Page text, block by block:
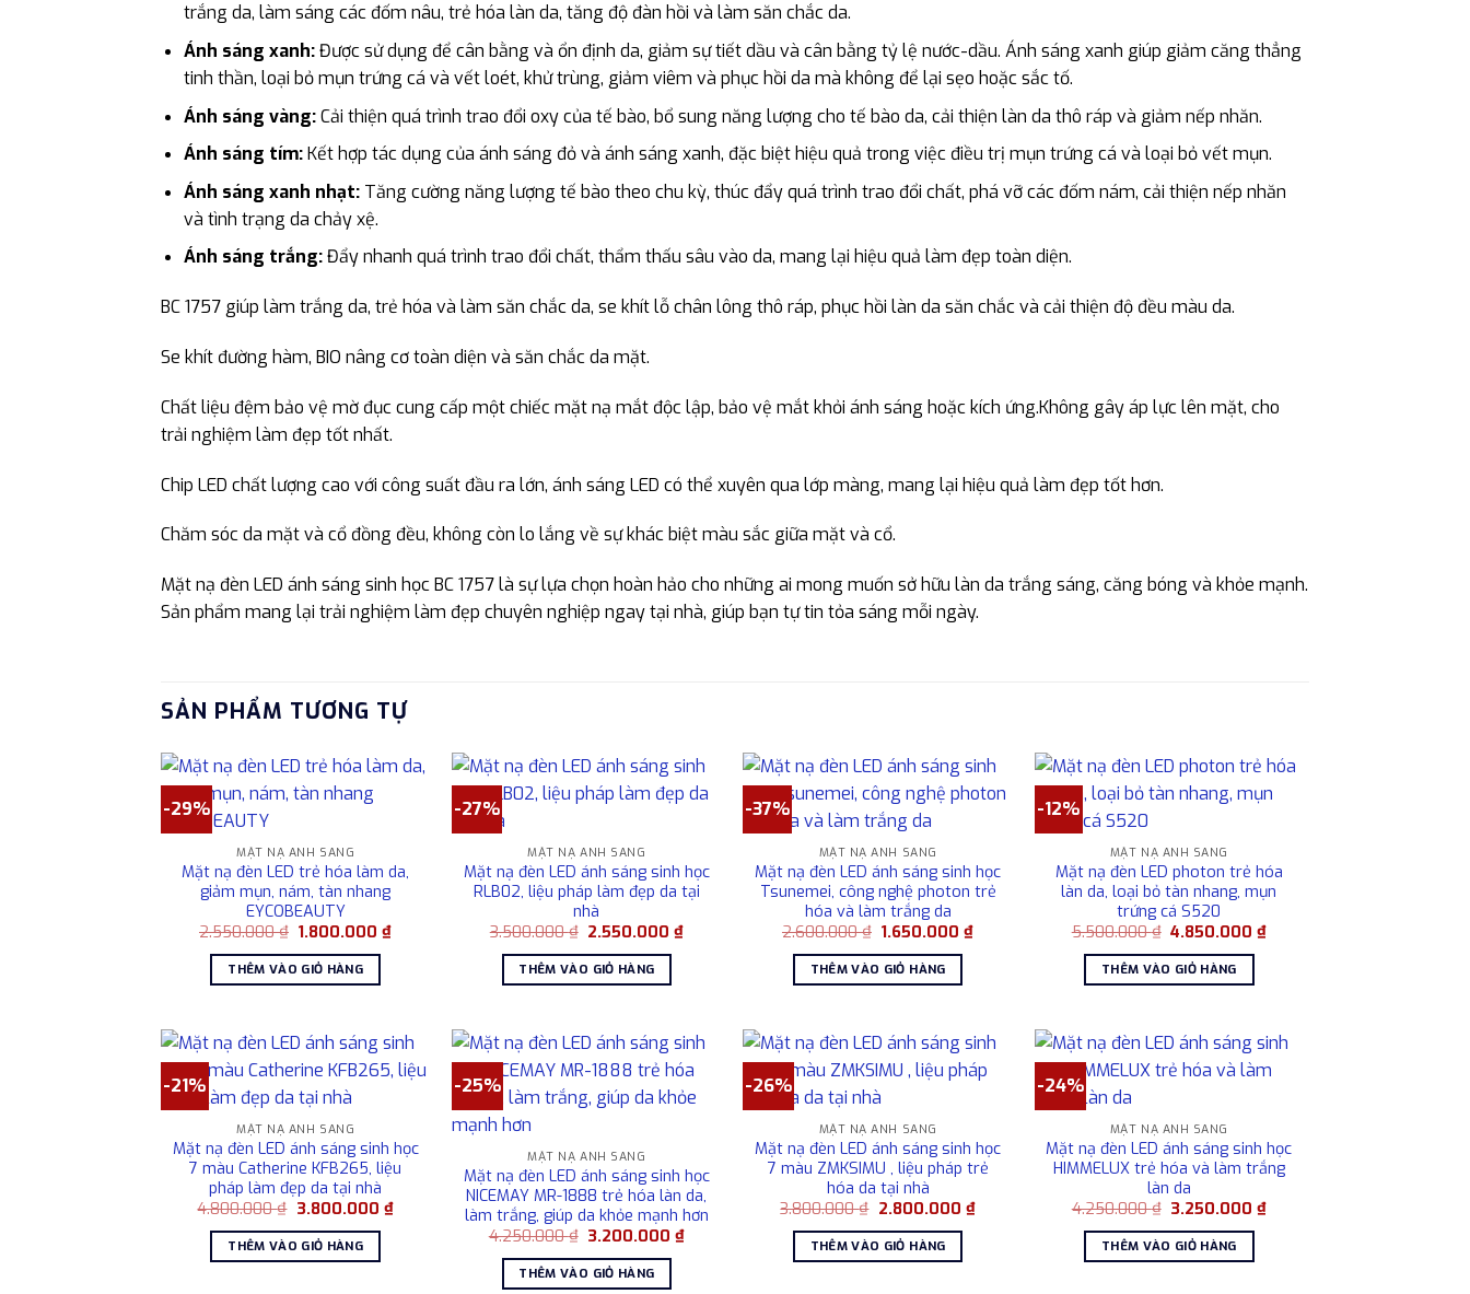
trắng da, làm sáng các đốm nâu, trẻ hóa làn da, tăng độ đàn hồi và làm săn chắc da.
Ánh sáng xanh:Được sử dụng để cân bằng và ổn định da, giảm sự tiết dầu và cân bằng tỷ lệ nước-dầu. Ánh sáng xanh giúp giảm căng thẳng
tinh thần, loại bỏ mụn trứng cá và vết loét, khử trùng, giảm viêm và phục hồi da mà không để lại sẹo hoặc sắc tố.
Ánh sáng vàng:Cải thiện quá trình trao đổi oxy của tế bào, bổ sung năng lượng cho tế bào da, cải thiện làn da thô ráp và giảm nếp nhăn.
Ánh sáng tím:Kết hợp tác dụng của ánh sáng đỏ và ánh sáng xanh, đặc biệt hiệu quả trong việc điều trị mụn trứng cá và loại bỏ vết mụn.
Ánh sáng xanh nhạt:Tăng cường năng lượng tế bào theo chu kỳ, thúc đẩy quá trình trao đổi chất, phá vỡ các đốm nám, cải thiện nếp nhăn
và tình trạng da chảy xệ.
Ánh sáng trắng:Đẩy nhanh quá trình trao đổi chất, thẩm thấu sâu vào da, mang lại hiệu quả làm đẹp toàn diện.
BC 1757 giúp làm trắng da, trẻ hóa và làm săn chắc da, se khít lỗ chân lông thô ráp, phục hồi làn da săn chắc và cải thiện độ đều màu da.
Se khít đường hàm, BIO nâng cơ toàn diện và săn chắc da mặt.
Chất liệu đệm bảo vệ mờ đục cung cấp một chiếc mặt nạ mắt độc lập, bảo vệ mắt khỏi ánh sáng hoặc kích ứng.Không gây áp lực lên mặt, cho
trải nghiệm làm đẹp tốt nhất.
Chip LED chất lượng cao với công suất đầu ra lớn, ánh sáng LED có thể xuyên qua lớp màng, mang lại hiệu quả làm đẹp tốt hơn.
Chăm sóc da mặt và cổ đồng đều, không còn lo lắng về sự khác biệt màu sắc giữa mặt và cổ.
Mặt nạ đèn LED ánh sáng sinh học BC 1757 là sự lựa chọn hoàn hảo cho những ai mong muốn sở hữu làn da trắng sáng, căng bóng và khỏe mạnh.
Sản phẩm mang lại trải nghiệm làm đẹp chuyên nghiệp ngay tại nhà, giúp bạn tự tin tỏa sáng mỗi ngày.
SẢN PHẨM TƯƠNG TỰ
-29%
MẶT NẠ ÁNH SÁNG
Mặt nạ đèn LED trẻ hóa làm da,
giảm mụn, nám, tàn nhang
EYCOBEAUTY
2.550.000₫ Giá
là:
2.550.000 ₫.
1.800.000₫Giá
THÊM VÀO GIỎ HÀNG
-27%
MẶT NẠ ÁNH SÁNG
Mặt nạ đèn LED ánh sáng sinh học
RLB02, liệu pháp làm đẹp da tại
nhà
3.500.000₫ Giá
là:
3.500.000 ₫.
2.550.000₫Giá
THÊM VÀO GIỎ HÀNG
-37%
MẶT NẠ ÁNH SÁNG
Mặt nạ đèn LED ánh sáng sinh học
Tsunemei, công nghệ photon trẻ
hóa và làm trắng da
2.600.000₫ Giá
là:
2.600.000 ₫.
1.650.000₫Giá
THÊM VÀO GIỎ HÀNG
-12%
MẶT NẠ ÁNH SÁNG
Mặt nạ đèn LED photon trẻ hóa
làn da, loại bỏ tàn nhang, mụn
trứng cá S520
5.500.000₫ Giá
là:
5.500.000 ₫.
4.850.000₫Giá
THÊM VÀO GIỎ HÀNG
-21%
MẶT NẠ ÁNH SÁNG
Mặt nạ đèn LED ánh sáng sinh học
7 màu Catherine KFB265, liệu
pháp làm đẹp da tại nhà
4.800.000₫ Giá
là:
4.800.000 ₫.
3.800.000 ₫Giá
THÊM VÀO GIỎ HÀNG
-25%
MẶT NẠ ÁNH SÁNG
Mặt nạ đèn LED ánh sáng sinh học
NICEMAY MR-1888 trẻ hóa làn da,
làm trắng, giúp da khỏe mạnh hơn
4.250.000₫ Giá
là:
4.250.000 ₫.
3.200.000₫Giá
THÊM VÀO GIỎ HÀNG
-26%
MẶT NẠ ÁNH SÁNG
Mặt nạ đèn LED ánh sáng sinh học
7 màu ZMKSIMU , liệu pháp trẻ
hóa da tại nhà
3.800.000₫ Giá
là:
3.800.000 ₫.
2.800.000 ₫Giá
THÊM VÀO GIỎ HÀNG
-24%
MẶT NẠ ÁNH SÁNG
Mặt nạ đèn LED ánh sáng sinh học
HIMMELUX trẻ hóa và làm trắng
làn da
4.250.000₫ Giá
là:
4.250.000 ₫.
3.250.000₫Giá
THÊM VÀO GIỎ HÀNG